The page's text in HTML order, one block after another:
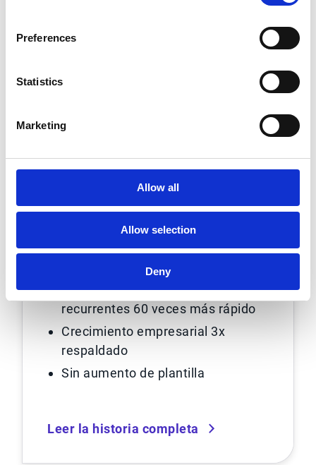
Preferences
Statistics
Marketing
Allow all
Allow selection
Deny
más rápido de pedidos
recurrentes para la
hipercrecimiento
Procesamiento de pedidos
recurrentes 60 veces más rápido
Crecimiento empresarial 3x
respaldado
Sin aumento de plantilla
Leer la historia completa